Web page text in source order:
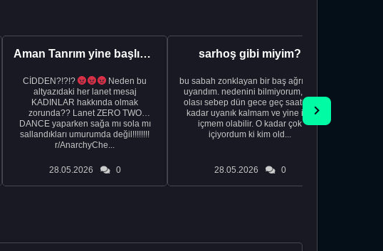
Aman Tanrım yine başlıyoruz..
CİDDEN?!?!?
Neden bu
altyazıdaki her lanet mesaj
KADINLAR hakkında olmak
zorunda?? Lanet ZERO TWO
DANCE yaparken sağa mı sola mı
sallandıkları umurumda değil!!!!!!!!
r/AnarchyChe...
28.05.2026 0
sarhoş gibi miyim?
bu sabah zonklayan bir baş ağrısıyla
uyandım. nedenini bilmiyorum, tek
olası sebep dün gece geç saatlere
kadar uyanık kalmam ve yine içki
içmem olabilir. O kadar çok
içiyordum ki kim old...
28.05.2026 0